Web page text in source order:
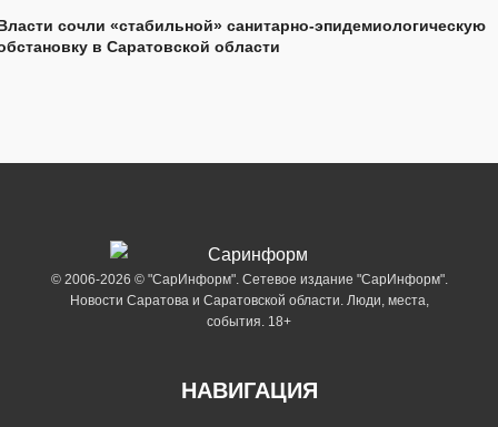
сочли «стабильной» санитарно-эпидемиологическую
в Саратовской области
© 2006-2026 © "СарИнформ". Сетевое издание "СарИнформ".
Новости Саратова и Саратовской области. Люди, места,
события. 18+
НАВИГАЦИЯ